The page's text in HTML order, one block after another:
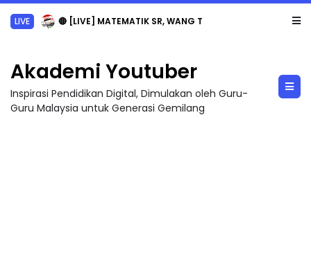
LIVE 🔴 [LIVE] MATEMATIK SR, WANG TAHUN 6 OLEH CIKGU ANITA #ALLINONE #141 #...
Akademi Youtuber
Inspirasi Pendidikan Digital, Dimulakan oleh Guru-
Guru Malaysia untuk Generasi Gemilang